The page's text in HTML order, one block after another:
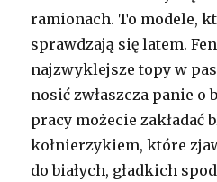
ramionach. To modele,
sprawdzają się latem.
najzwyklejsze topy w
nosić zwłaszcza panie o
pracy możecie zakładać
kołnierzykiem, które
do białych, gładkich